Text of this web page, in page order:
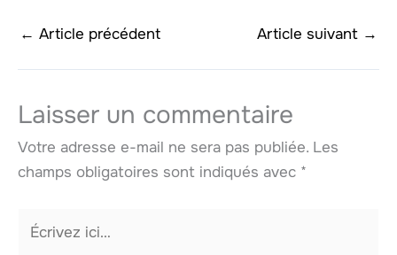
← Article précédent Article suivant →
Laisser un commentaire
Votre adresse e-mail ne sera pas publiée. Les
champs obligatoires sont indiqués avec *
Écrivez
ici…